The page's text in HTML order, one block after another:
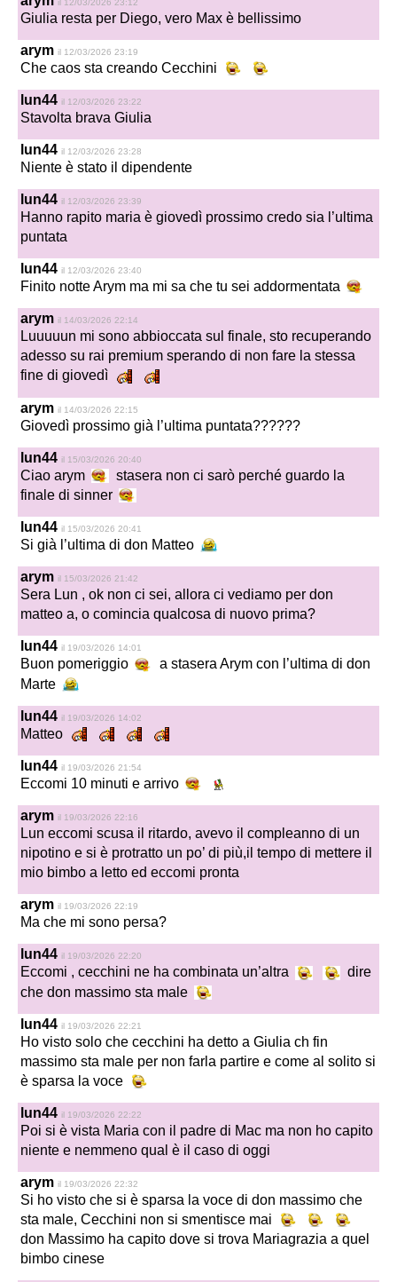
il 12/03/2026 23:12
Giulia resta per Diego, vero Max è bellissimo
arym il 12/03/2026 23:19
Che caos sta creando Cecchini
lun44 il 12/03/2026 23:22
Stavolta brava Giulia
lun44 il 12/03/2026 23:28
Niente è stato il dipendente
lun44 il 12/03/2026 23:39
Hanno rapito maria è giovedì prossimo credo sia l’ultima
puntata
lun44 il 12/03/2026 23:40
Finito notte Arym ma mi sa che tu sei addormentata
arym il 14/03/2026 22:14
Luuuuun mi sono abbioccata sul finale, sto recuperando
adesso su rai premium sperando di non fare la stessa
fine di giovedì
arym il 14/03/2026 22:15
Giovedì prossimo già l’ultima puntata??????
lun44 il 15/03/2026 20:40
Ciao arym
stasera non ci sarò perché guardo la
finale di sinner
lun44 il 15/03/2026 20:41
Si già l’ultima di don Matteo
arym il 15/03/2026 21:42
Sera Lun , ok non ci sei, allora ci vediamo per don
matteo a, o comincia qualcosa di nuovo prima?
lun44 il 19/03/2026 14:01
Buon pomeriggio
a stasera Arym con l’ultima di don
Marte
lun44 il 19/03/2026 14:02
Matteo
lun44 il 19/03/2026 21:54
Eccomi 10 minuti e arrivo
arym il 19/03/2026 22:16
Lun eccomi scusa il ritardo, avevo il compleanno di un
nipotino e si è protratto un po’ di più,il tempo di mettere il
mio bimbo a letto ed eccomi pronta
arym il 19/03/2026 22:19
Ma che mi sono persa?
lun44 il 19/03/2026 22:20
Eccomi , cecchini ne ha combinata un’altra
dire
che don massimo sta male
lun44 il 19/03/2026 22:21
Ho visto solo che cecchini ha detto a Giulia ch fin
massimo sta male per non farla partire e come al solito si
è sparsa la voce
lun44 il 19/03/2026 22:22
Poi si è vista Maria con il padre di Mac ma non ho capito
niente e nemmeno qual è il caso di oggi
arym il 19/03/2026 22:32
Si ho visto che si è sparsa la voce di don massimo che
sta male, Cecchini non si smentisce mai
don Massimo ha capito dove si trova Mariagrazia a quel
bimbo cinese